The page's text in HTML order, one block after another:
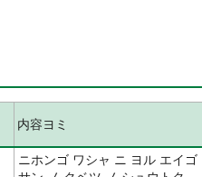
内容ヨミ
ニホンゴ ワシャ ニ ヨル エイゴ